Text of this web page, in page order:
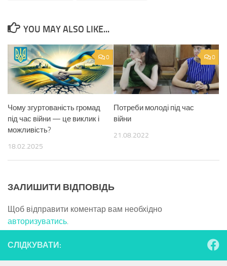
YOU MAY ALSO LIKE...
0
Чому згуртованість громад
під час війни — це виклик і
можливість?
18.02.2025
0
Потреби молоді під час
війни
21.08.2022
ЗАЛИШИТИ ВІДПОВІДЬ
Щоб відправити коментар вам необхідно
авторизуватись.
СЛІДКУВАТИ: